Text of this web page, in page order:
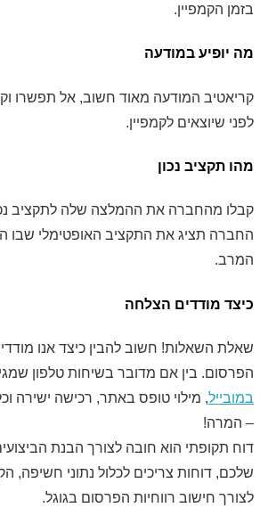
בזמן הקמפיין.
מה יופיע במודעה
קריאטיב המודעה מאוד חשוב, אל תפשרו
לפני שיוצאים לקמפיין.
מהו תקציב נכון
קבלו מהחברה את ההמלצה שלה לתקציב
החברה תציג את התקציב האופטימלי שבו
המרב.
כיצד מודדים הצלחה
שאלת השאלות! חשוב להבין כיצד אנו
הפרסום. בין אם מדובר בשיחות טלפון
במובייל, מילוי טופס באתר, רכישה ישירה
– המרה!
דוח תקופתי הוא חובה לצורך הבנת
שלכם, דוחות צריכים לכלול נתוני חשיפה,
לצורך חישוב רווחיות הפרסום בגוגל.